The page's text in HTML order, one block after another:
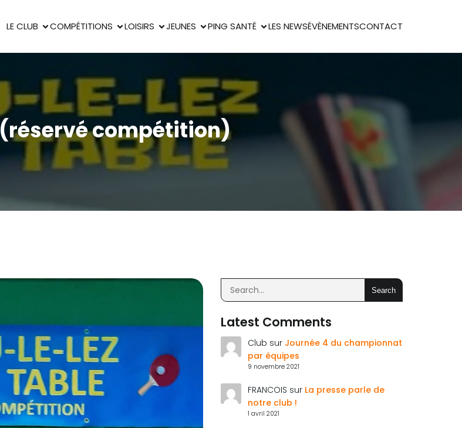
LE CLUB COMPÉTITIONS LOISIRS JEUNES PING SANTÉ LES NEWSÉVÈNEMENTSCONTACT
compétition)
Search
Latest Comments
Club sur Journée 4 du championnat
par équipes
9 novembre 2021
FRANCOIS sur La presse parle de
notre club !
1 avril 2021